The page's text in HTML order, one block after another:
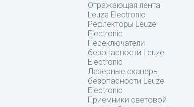
Отражающая лента
Leuze Electronic
Рефлекторы Leuze
Electronic
Переключатели
безопасности Leuze
Electronic
Лазерные сканеры
безопасности Leuze
Electronic
Приемники световой